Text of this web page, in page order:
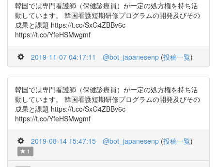
韓国では専門看護師（保健診療員）が一定の処方権を持ち活
動しています。 韓国看護短期研修プログラムの開発及びその
成果と課題 https://t.co/SxG4ZBBv6c
https://t.co/YfeHSMwgmf
2019-11-07 04:17:11 @bot_japanesenp (投稿一覧)
韓国では専門看護師（保健診療員）が一定の処方権を持ち活
動しています。 韓国看護短期研修プログラムの開発及びその
成果と課題 https://t.co/SxG4ZBBv6c
https://t.co/YfeHSMwgmf
2019-08-14 15:47:15 @bot_japanesenp (投稿一覧)
1